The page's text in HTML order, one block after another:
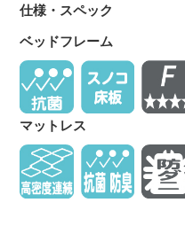
仕様・スペック
ベッドフレーム
マットレス